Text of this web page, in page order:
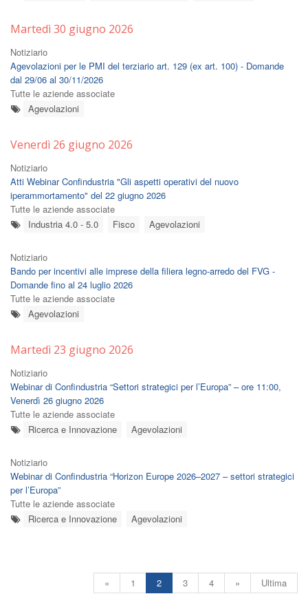
Martedì 30 giugno 2026
Notiziario
Agevolazioni per le PMI del terziario art. 129 (ex art. 100) - Domande
dal 29/06 al 30/11/2026
Tutte le aziende associate
Agevolazioni
Venerdì 26 giugno 2026
Notiziario
Atti Webinar Confindustria "Gli aspetti operativi del nuovo
iperammortamento" del 22 giugno 2026
Tutte le aziende associate
Industria 4.0 - 5.0
Fisco Agevolazioni
Notiziario
Bando per incentivi alle imprese della filiera legno-arredo del FVG -
Domande fino al 24 luglio 2026
Tutte le aziende associate
Agevolazioni
Martedì 23 giugno 2026
Notiziario
Webinar di Confindustria “Settori strategici per l’Europa” – ore 11:00,
Venerdì 26 giugno 2026
Tutte le aziende associate
Ricerca e Innovazione
Agevolazioni
Notiziario
Webinar di Confindustria “Horizon Europe 2026–2027 – settori strategici
per l’Europa”
Tutte le aziende associate
Ricerca e Innovazione
Agevolazioni
« 1 2 3 4 » Ultima